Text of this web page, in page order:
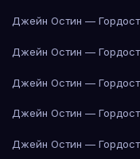
Джейн Остин —
Джейн Остин —
Джейн Остин —
Джейн Остин —
Джейн Остин —